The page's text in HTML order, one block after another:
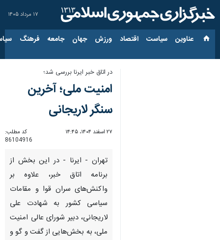
۱۷ مرداد ۱۴۰۵
عناوین‌ سیاست اقتصاد ورزش جهان جامعه فرهنگ
در اتاق خبر ایرنا بررسی شد؛
امنیت ملی؛ آخرین
سنگر لاریجانی
۲۷ اسفند ۱۴۰۴، ۱۴:۴۵
کد مطلب:
86104916
تهران - ایرنا - در این بخش از
برنامه اتاق خبر، علاوه بر
واکنش‌های سران قوا و مقامات
سیاسی کشور به شهادت علی
لاریجانی، دبیر شورای عالی امنیت
ملی، به بخش‌هایی از گفت و گو و